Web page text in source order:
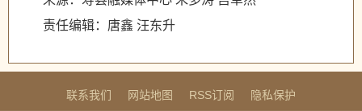
责任编辑：唐鑫 汪东升
联系我们 网站地图 RSS订阅 隐私保护